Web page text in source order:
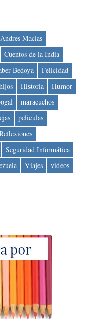
Andres Macias
Cuentos de la India
Bedoya
Felicidad
Historia
Humor
maracuchos
peliculas
Seguridad Informática
Viajes videos